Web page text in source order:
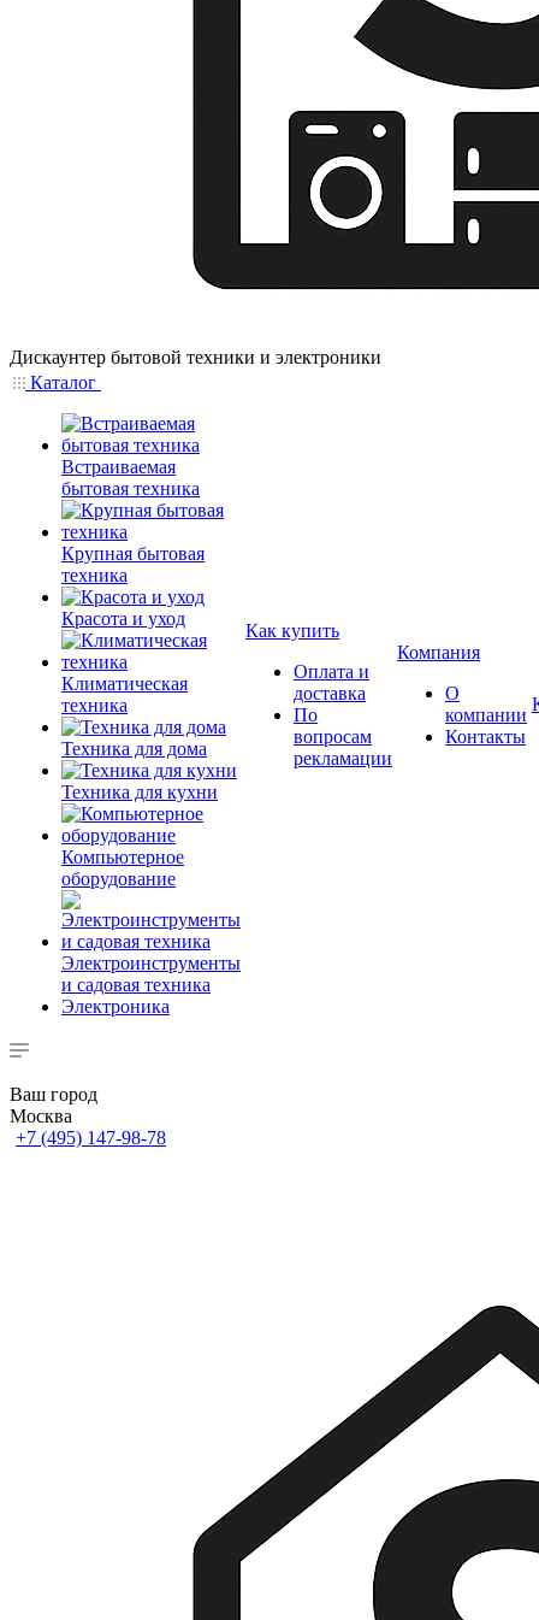
Дискаунтер бытовой техники и электроники
Каталог
Встраиваемая
бытовая техника
Крупная бытовая
техника
Красота и уход
Климатическая
техника
Техника для дома
Техника для кухни
Компьютерное
оборудование
Электроинструменты
и садовая техника
Электроника
Как купить
Оплата и
доставка
По
вопросам
рекламации
Компания
О
компании
Контакты
Ваш город
Москва
+7 (495) 147-98-78